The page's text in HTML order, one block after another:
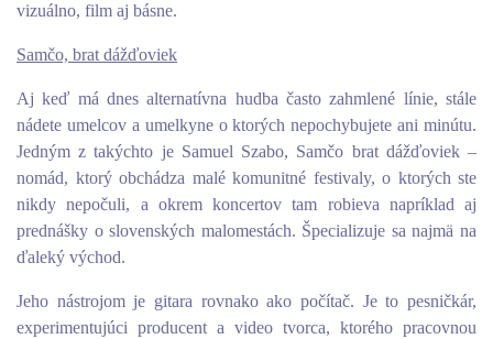
vizuálno, film aj básne.
Samčo, brat dážďoviek
Aj keď má dnes alternatívna hudba často zahmlené línie, stále
nádete umelcov a umelkyne o ktorých nepochybujete ani minútu.
Jedným z takýchto je Samuel Szabo, Samčo brat dážďoviek –
nomád, ktorý obchádza malé komunitné festivaly, o ktorých ste
nikdy nepočuli, a okrem koncertov tam robieva napríklad aj
prednášky o slovenských malomestách. Špecializuje sa najmä na
ďaleký východ.
Jeho nástrojom je gitara rovnako ako počítač. Je to pesničkár,
experimentujúci producent a video tvorca, ktorého pracovnou